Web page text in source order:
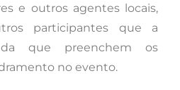
e outros agentes locais,
participantes que a
que preenchem os
no evento.